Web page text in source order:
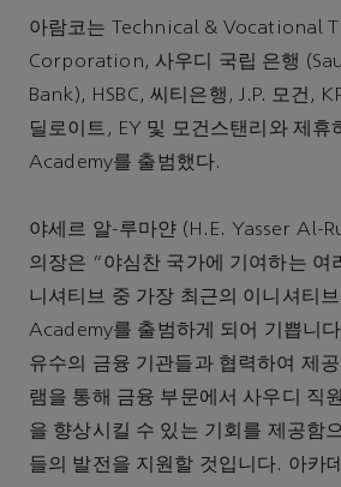
아람코는 Technical & Vocational
Corporation, 사우디 국립 은행
Bank), HSBC, 씨티은행, J.P. 모건,
딜로이트, EY 및 모건스탠리와 제
Academy를 출범했다.
야세르 알-루마얀 (H.E. Yasser Al-
의장은 “야심찬 국가에 기여하는 여
니셔티브 중 가장 최근의 이니셔티
Academy를 출범하게 되어 기쁩니
유수의 금융 기관들과 협력하여 제
램을 통해 금융 부문에서 사우디 직
을 향상시킬 수 있는 기회를 제공함
들의 발전을 지원할 것입니다. 아카